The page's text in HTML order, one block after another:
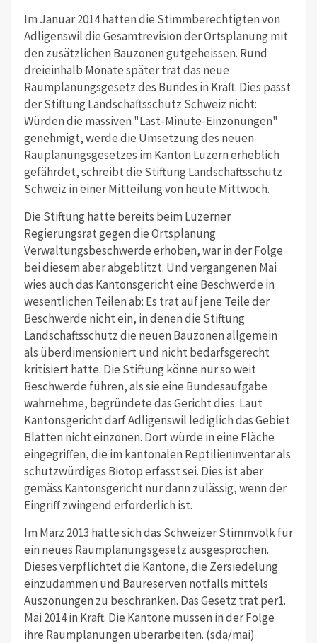
Im Januar 2014 hatten die Stimmberechtigten von
Adligenswil die Gesamtrevision der Ortsplanung mit
den zusätzlichen Bauzonen gutgeheissen. Rund
dreieinhalb Monate später trat das neue
Raumplanungsgesetz des Bundes in Kraft. Dies passt
der Stiftung Landschaftsschutz Schweiz nicht:
Würden die massiven "Last-Minute-Einzonungen"
genehmigt, werde die Umsetzung des neuen
Rauplanungsgesetzes im Kanton Luzern erheblich
gefährdet, schreibt die Stiftung Landschaftsschutz
Schweiz in einer Mitteilung von heute Mittwoch.
Die Stiftung hatte bereits beim Luzerner
Regierungsrat gegen die Ortsplanung
Verwaltungsbeschwerde erhoben, war in der Folge
bei diesem aber abgeblitzt. Und vergangenen Mai
wies auch das Kantonsgericht eine Beschwerde in
wesentlichen Teilen ab: Es trat auf jene Teile der
Beschwerde nicht ein, in denen die Stiftung
Landschaftsschutz die neuen Bauzonen allgemein
als überdimensioniert und nicht bedarfsgerecht
kritisiert hatte. Die Stiftung könne nur so weit
Beschwerde führen, als sie eine Bundesaufgabe
wahrnehme, begründete das Gericht dies. Laut
Kantonsgericht darf Adligenswil lediglich das Gebiet
Blatten nicht einzonen. Dort würde in eine Fläche
eingegriffen, die im kantonalen Reptilieninventar als
schutzwürdiges Biotop erfasst sei. Dies ist aber
gemäss Kantonsgericht nur dann zulässig, wenn der
Eingriff zwingend erforderlich ist.
Im März 2013 hatte sich das Schweizer Stimmvolk für
ein neues Raumplanungsgesetz ausgesprochen.
Dieses verpflichtet die Kantone, die Zersiedelung
einzudämmen und Baureserven notfalls mittels
Auszonungen zu beschränken. Das Gesetz trat per1.
Mai 2014 in Kraft. Die Kantone müssen in der Folge
ihre Raumplanungen überarbeiten. (sda/mai)